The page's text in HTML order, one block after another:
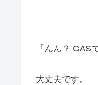
「んん？ GAS
大丈夫です。